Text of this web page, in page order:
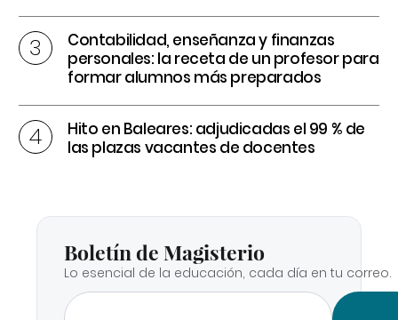
Contabilidad, enseñanza y finanzas
personales: la receta de un profesor para
formar alumnos más preparados
Hito en Baleares: adjudicadas el 99 % de
las plazas vacantes de docentes
Boletín de Magisterio
Lo esencial de la educación, cada día en tu correo.